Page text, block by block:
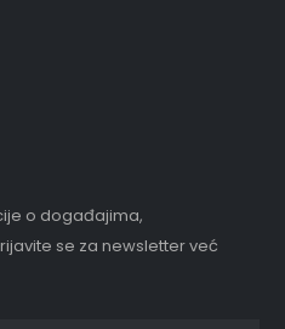
o događajima,
se za newsletter već